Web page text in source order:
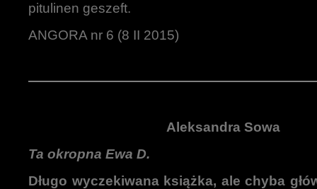
pitulinen geszeft.
ANGORA nr 6 (8 II 2015)
Aleksandra Sowa
Ta okropna Ewa D.
Długo wyczekiwana książka, ale chyba